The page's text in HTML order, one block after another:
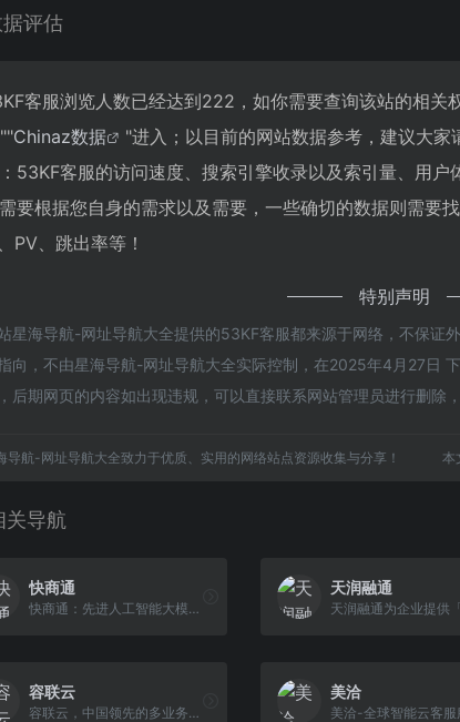
评估
客服浏览人数已经达到222，如你需要查询该站的相关
""Chinaz数据
"进入；以目前的网站数据参考，建议大
53KF客服的访问速度、搜索引擎收录以及索引量、用
要根据您自身的需求以及需要，一些确切的数据则需要
PV、跳出率等！
特别声明
星海导航-网址导航大全提供的53KF客服都来源于网络，不保证
向，不由星海导航-网址导航大全实际控制，在2025年4月27日
后期网页的内容如出现违规，可以直接联系网站管理员进行删除
导航-网址导航大全致力于优质、实用的网络站点资源收集与分享！ 本
关导航
快商通
快商通：先进人工智能大模型的领导者,赋能企业智能化
天润融通
容联云
容联云，中国领先的多业务云通讯服务商，以整合&ldquo;通讯+智能+数据&rdquo;的全闭环数智化发展，提供包括：智能联络中心、云客服、远程音视频、短信、语音、即 时通讯IM、数据智能、物联网等丰富服务。
美洽